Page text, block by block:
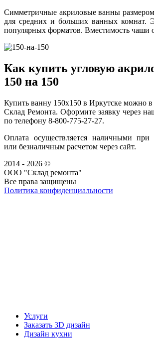
Симметричные акриловые ванны
для средних и больших ванных комнат.
популярных форматов. Вместимость чаши
Как купить угловую
150 на 150
Купить ванну 150х150 в Иркутске можно в
Склад Ремонта. Оформите заявку через
по телефону 8-800-775-27-27.
Оплата осуществляется наличными при
или безналичным расчетом через сайт.
2014 - 2026 ©
ООО "Склад ремонта"
Все права защищены
Политика конфиденциальности
Услуги
Заказать 3D дизайн
Дизайн кухни